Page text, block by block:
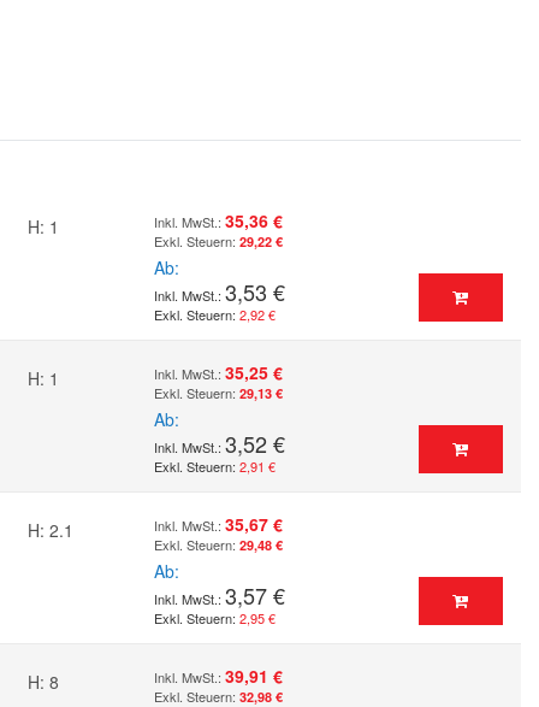
H: 1 35,36 €
29,22 €
Ab
3,53 €
2,92 €
H: 1 35,25 €
29,13 €
Ab
3,52 €
2,91 €
H: 2.1 35,67 €
29,48 €
Ab
3,57 €
2,95 €
H: 8 39,91 €
32,98 €